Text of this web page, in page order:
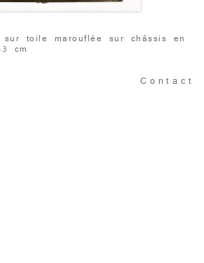
sur toile marouflée sur châssis en
cm
Contact